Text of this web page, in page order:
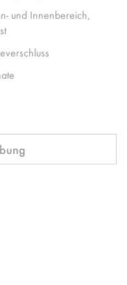
und Innenbereich,